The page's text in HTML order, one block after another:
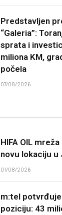
Predstavljen
“Galeria”:
sprata i
miliona KM,
počela
07/08/2026
HIFA OIL
novu lokaciju u
01/08/2026
m:tel
poziciju: 43